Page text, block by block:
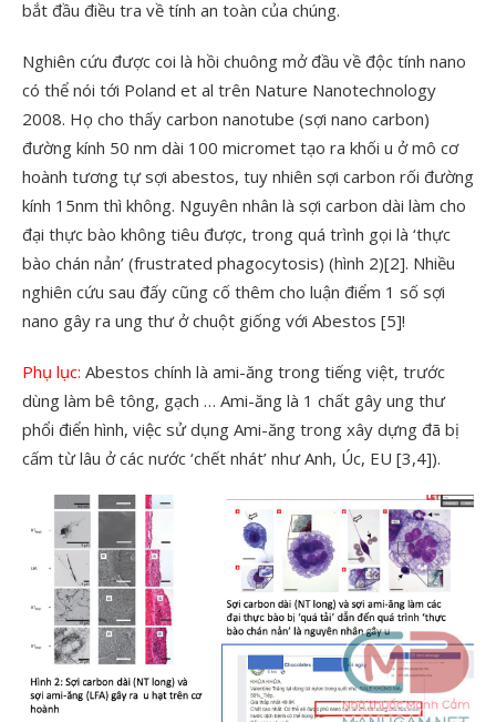
bắt đầu điều tra về tính an toàn của chúng.
Nghiên cứu được coi là hồi chuông mở đầu về độc tính nano
có thể nói tới Poland et al trên Nature Nanotechnology
2008. Họ cho thấy carbon nanotube (sợi nano carbon)
đường kính 50 nm dài 100 micromet tạo ra khối u ở mô cơ
hoành tương tự sợi abestos, tuy nhiên sợi carbon rối đường
kính 15nm thì không. Nguyên nhân là sợi carbon dài làm cho
đại thực bào không tiêu được, trong quá trình gọi là ‘thực
bào chán nản’ (frustrated phagocytosis) (hình 2)[2]. Nhiều
nghiên cứu sau đấy cũng cố thêm cho luận điểm 1 số sợi
nano gây ra ung thư ở chuột giống với Abestos [5]!
Phụ lục: Abestos chính là ami-ăng trong tiếng việt, trước
dùng làm bê tông, gạch … Ami-ăng là 1 chất gây ung thư
phổi điển hình, việc sử dụng Ami-ăng trong xây dựng đã bị
cấm từ lâu ở các nước ‘chết nhát’ như Anh, Úc, EU [3,4]).